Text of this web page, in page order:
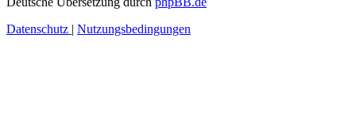
Datenschutz | Nutzungsbedingungen